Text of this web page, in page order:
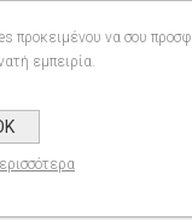
να ψωνίζετε
αρχείο των
προκειμένου να σου
εμπειρία.